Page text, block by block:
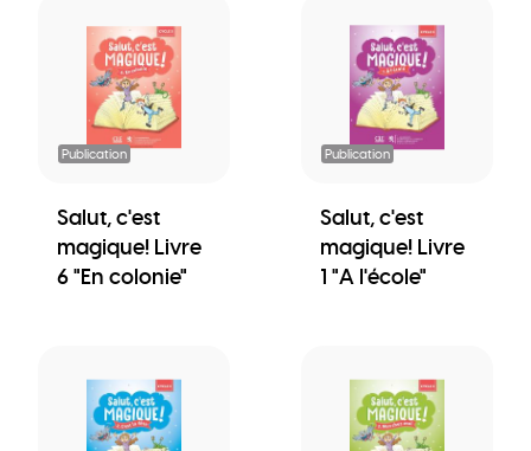
Publication
Salut, c'est
magique! Livre
6 "En colonie"
Publication
Salut, c'est
magique! Livre
1 "A l'école"